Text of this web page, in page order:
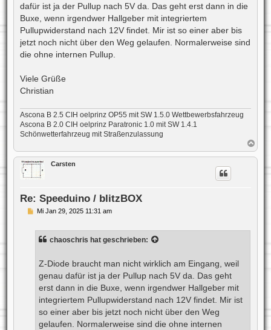
dafür ist ja der Pullup nach 5V da. Das geht erst dann in die
Buxe, wenn irgendwer Hallgeber mit integriertem
Pullupwiderstand nach 12V findet. Mir ist so einer aber bis
jetzt noch nicht über den Weg gelaufen. Normalerweise sind
die ohne internen Pullup.
Viele Grüße
Christian
Ascona B 2.5 CIH oelprinz OP55 mit SW 1.5.0 Wettbewerbsfahrzeug
Ascona B 2.0 CIH oelprinz Paratronic 1.0 mit SW 1.4.1
Schönwetterfahrzeug mit Straßenzulassung
a
c
Carsten
Re: Speeduino / blitzBOX
BMi Jan 29, 2025 11:31 am
chaoschris hat geschrieben:
Z-Diode braucht man nicht wirklich am Eingang, weil
genau dafür ist ja der Pullup nach 5V da. Das geht
erst dann in die Buxe, wenn irgendwer Hallgeber mit
integriertem Pullupwiderstand nach 12V findet. Mir ist
so einer aber bis jetzt noch nicht über den Weg
gelaufen. Normalerweise sind die ohne internen